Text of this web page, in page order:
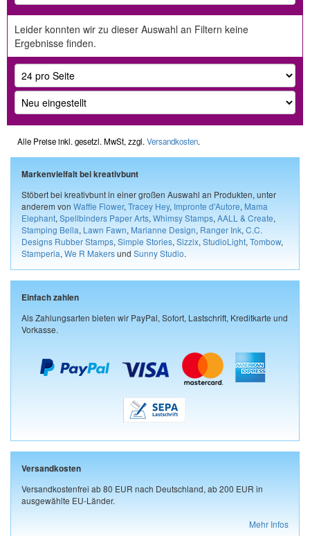
Leider konnten wir zu dieser Auswahl an Filtern keine
Ergebnisse finden.
Alle Preise inkl. gesetzl. MwSt, zzgl. Versandkosten.
Markenvielfalt bei kreativbunt
Stöbert bei kreativbunt in einer großen Auswahl an Produkten, unter
anderem von Waffle Flower, Tracey Hey, Impronte d'Autore, Mama
Elephant, Spellbinders Paper Arts, Whimsy Stamps, AALL & Create,
Stamping Bella, Lawn Fawn, Marianne Design, Ranger Ink, C.C.
Designs Rubber Stamps, Simple Stories, Sizzix, StudioLight, Tombow,
Stamperia, We R Makersund Sunny Studio.
Einfach zahlen
Als Zahlungsarten bieten wir PayPal, Sofort, Lastschrift, Kreditkarte und
Vorkasse.
Versandkosten
Versandkostenfrei ab 80 EUR nach Deutschland, ab 200 EUR in
ausgewählte EU-Länder.
Mehr Infos